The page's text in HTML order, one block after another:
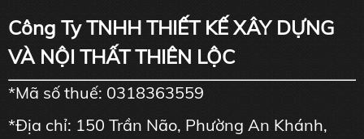
Công Ty TNHH THIẾT KẾ XÂY DỰNG
VÀ NỘI THẤT THIÊN LỘC
*Mã số thuế: 0318363559
*Địa chỉ: 150 Trần Não, Phường An Khánh,